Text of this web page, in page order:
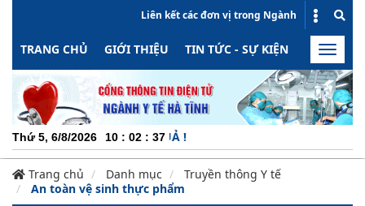
Liên kết các đơn vị trong Ngành
TRANG CHỦ GIỚI THIỆU TIN TỨC - SỰ KIỆN HOẠT
Toggle
Thứ 5, 6/8/2026 10 : 02 : 38
Trang chủ Danh mục
Truyền thông Y tế
An toàn vệ sinh thực phẩm